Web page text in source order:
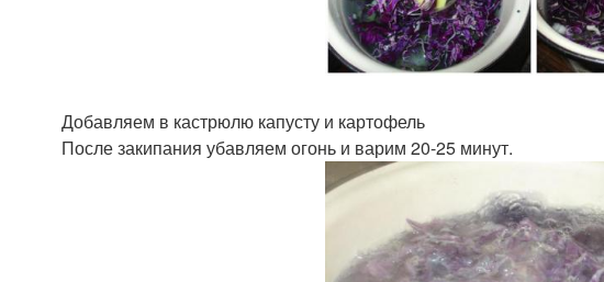
Добавляем в кастрюлю капусту и картофель
После закипания убавляем огонь и варим 20-25 минут.